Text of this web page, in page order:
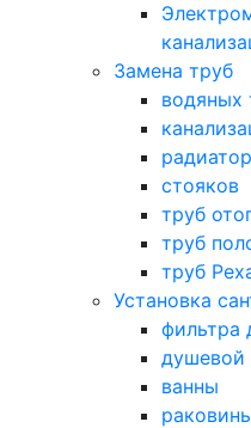
Замена труб
водяных
стояков
труб
труб
труб
Установка
фильтра
душевой
ванны